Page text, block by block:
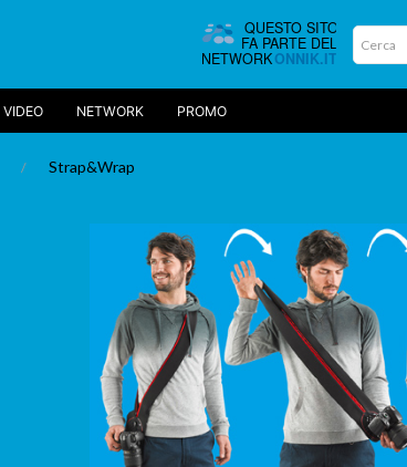
VIDEO NETWORK PROMO
Strap&Wrap